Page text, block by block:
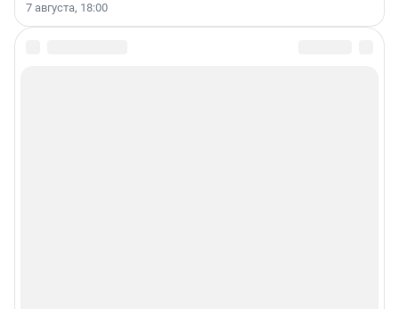
7 августа, 18:00